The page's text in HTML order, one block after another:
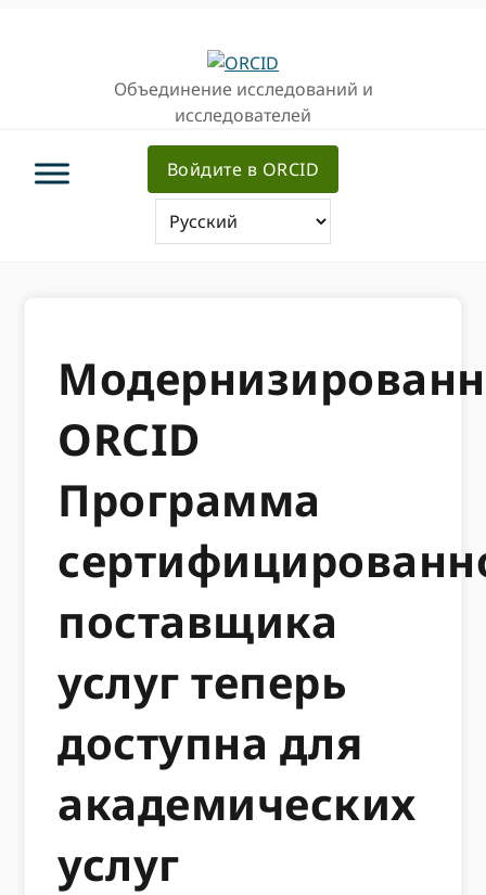
Объединение исследований и
исследователей
Войдите в ORCID
ORCID
Программа
поставщика
услуг теперь
доступна для
академических
услуг